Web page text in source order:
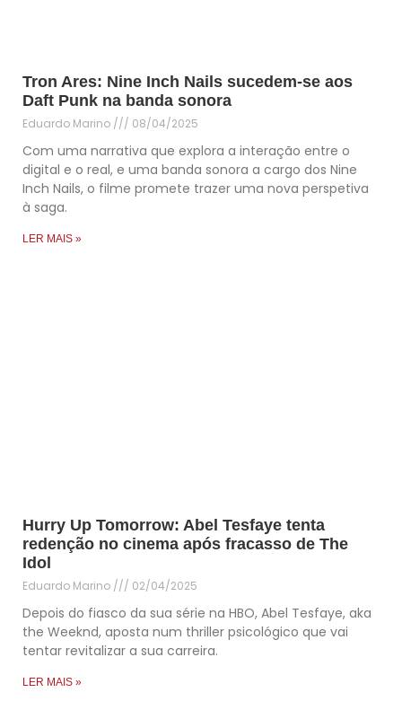
Tron Ares: Nine Inch Nails sucedem-se aos
Daft Punk na banda sonora
Eduardo Marino 08/04/2025
Com uma narrativa que explora a interação entre o
digital e o real, e uma banda sonora a cargo dos Nine
Inch Nails, o filme promete trazer uma nova perspetiva
à saga.
LER MAIS »
Hurry Up Tomorrow: Abel Tesfaye tenta
redenção no cinema após fracasso de The
Idol
Eduardo Marino 02/04/2025
Depois do fiasco da sua série na HBO, Abel Tesfaye, aka
the Weeknd, aposta num thriller psicológico que vai
tentar revitalizar a sua carreira.
LER MAIS »